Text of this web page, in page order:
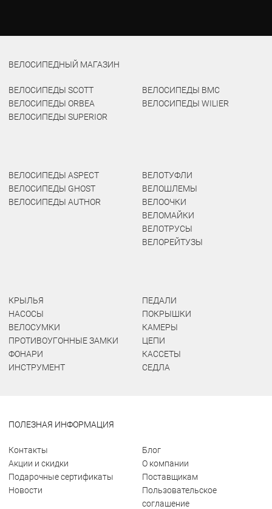
ВЕЛОСИПЕДНЫЙ МАГАЗИН
ВЕЛОСИПЕДЫ SCOTT
ВЕЛОСИПЕДЫ ORBEA
ВЕЛОСИПЕДЫ SUPERIOR
ВЕЛОСИПЕДЫ BMC
ВЕЛОСИПЕДЫ WILIER
ВЕЛОСИПЕДЫ ASPECT
ВЕЛОСИПЕДЫ GHOST
ВЕЛОСИПЕДЫ AUTHOR
ВЕЛОТУФЛИ
ВЕЛОШЛЕМЫ
ВЕЛООЧКИ
ВЕЛОМАЙКИ
ВЕЛОТРУСЫ
ВЕЛОРЕЙТУЗЫ
КРЫЛЬЯ
НАСОСЫ
ВЕЛОСУМКИ
ПРОТИВОУГОННЫЕ ЗАМКИ
ФОНАРИ
ИНСТРУМЕНТ
ПЕДАЛИ
ПОКРЫШКИ
КАМЕРЫ
ЦЕПИ
КАССЕТЫ
СЕДЛА
ПОЛЕЗНАЯ ИНФОРМАЦИЯ
Контакты
Акции и скидки
Подарочные сертификаты
Новости
Блог
О компании
Поставщикам
Пользовательское
соглашение